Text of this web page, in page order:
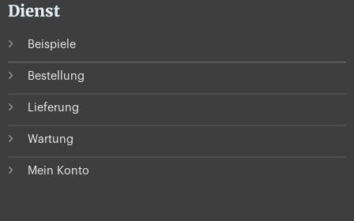
Dienst
Beispiele
Bestellung
Lieferung
Wartung
Mein Konto